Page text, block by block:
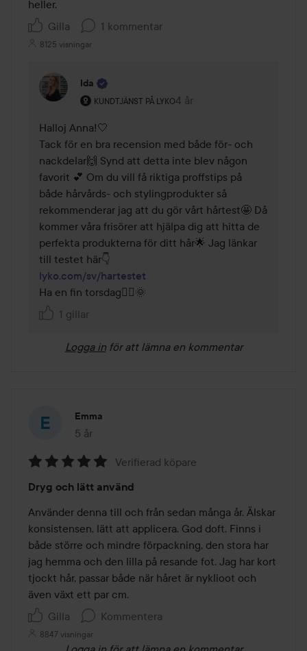
heller.
Gilla
1 kommentar
8125 visningar
Ida
KUNDTJÄNST PÅ LYKO
Användarens roll: Kundtjänst på Lyko.
4 år
Kommentaren lades 4 år
Halloj Anna!🤍
Tack för en bra recension med både för- och
nackdelar🙌 Synd att detta inte blev någon
favorit 💕 Om du vill få riktiga proffstips på
både hårvårds- och stylingprodukter så
rekommenderar jag att du gör vårt hårtest🤩 Då
kommer våra frisörer att hjälpa dig att hitta de
perfekta produkterna för ditt hår🌟 Jag länkar
lyko.com/sv/hartestet
Ha en fin torsdag🤸‍♀️🌞
1 gillar
Logga in för att lämna en kommentar
Emma
5 år
Inlägget skapades 5 år
5
av
5
Verifierad köpare
Dryg och lätt använd
Använder denna till och från sedan många år. Älskar
konsistensen, lätt att applicera. God doft. Finns i
både större och mindre förpackning, den stora har
jag hemma och den lilla på resande fot. Jag har kort
tjockt hår, passar både när håret är nyklioot och
även växt ett par cm.
Gilla
Kommentera
8847 visningar